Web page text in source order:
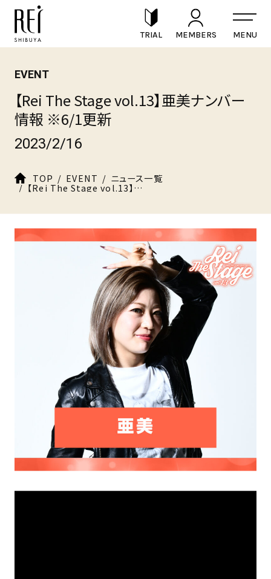
TRIAL MEMBERS
EVENT
【Rei The Stage vol.13】亜美ナンバー
情報 ※6/1更新
2023/2/16
TOP EVENT ニュース一覧
【Rei The Stage vol.13】亜美ナンバー情報 ※6/1更新